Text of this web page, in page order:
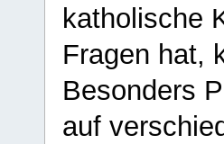
katholische
Fragen hat,
Besonders
auf